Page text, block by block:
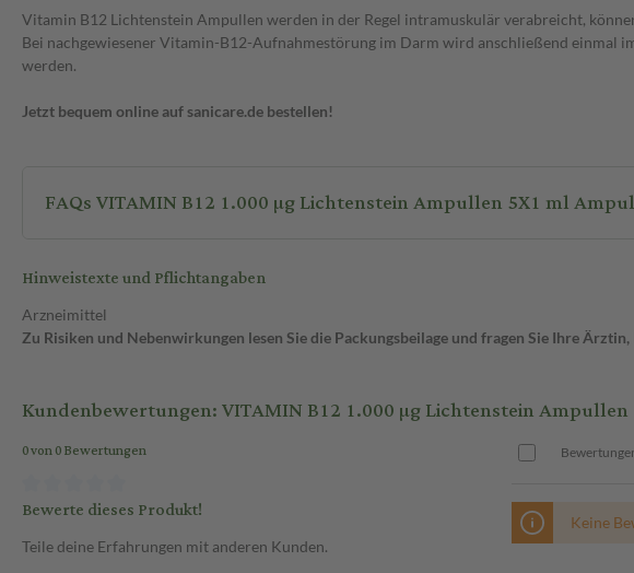
Vitamin B12 Lichtenstein Ampullen werden in der Regel intramuskulär verabreicht,
Bei nachgewiesener Vitamin-B12-Aufnahmestörung im Darm wird anschließend einmal
werden.
Jetzt bequem online auf sanicare.de bestellen!
FAQs VITAMIN B12 1.000 µg Lichtenstein Ampullen 5X1 ml
Hinweistexte und Pflichtangaben
Arzneimittel
Zu Risiken und Nebenwirkungen lesen Sie die Packungsbeilage und fragen Sie Ihre
Kundenbewertungen: VITAMIN B12 1.000 µg Lichtenstein
0 von 0 Bewertungen
Bewerte dieses Produkt!
Teile deine Erfahrungen mit anderen Kunden.
Keine